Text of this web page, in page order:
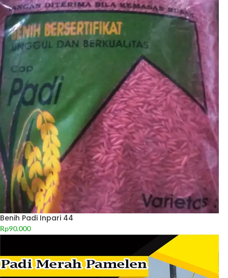
Benih Padi Inpari 44
Rp90.000